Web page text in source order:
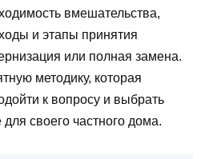
вмешательства,
и этапы принятия
или полная замена.
методику, которая
к вопросу и выбрать
своего частного дома.